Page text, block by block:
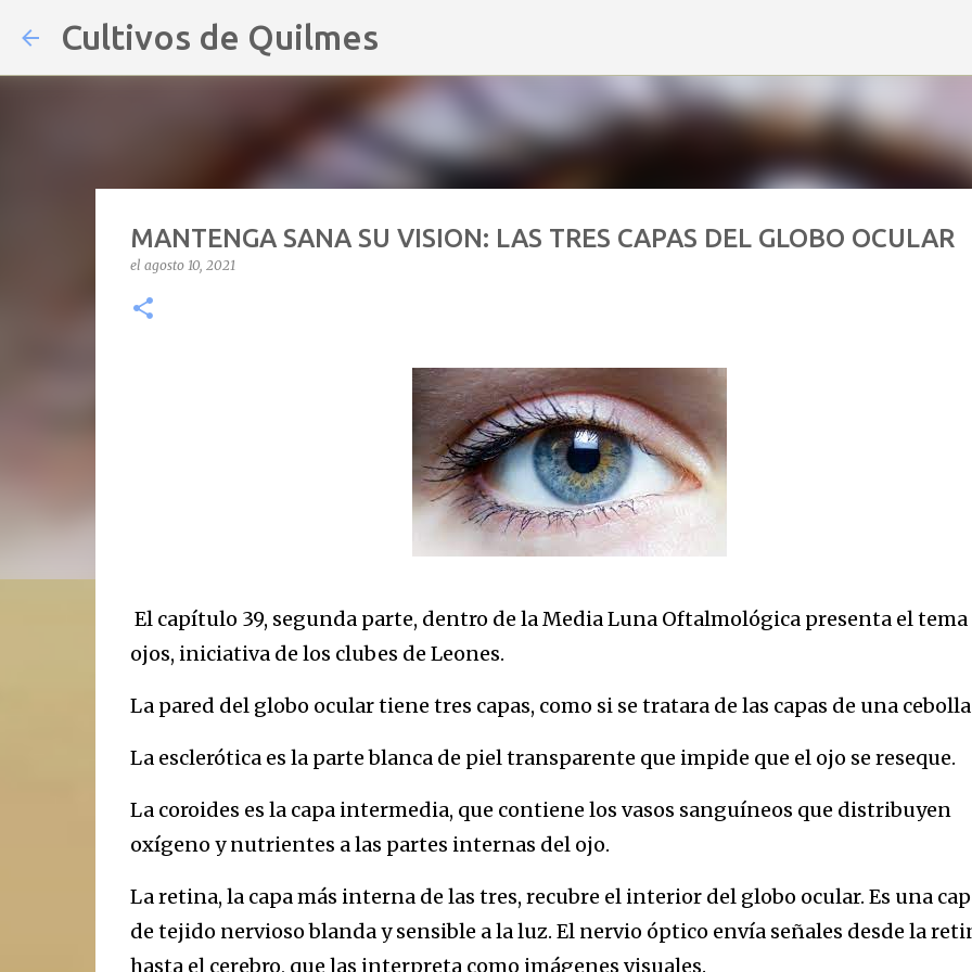
Cultivos de Quilmes
MANTENGA SANA SU VISION: LAS TRES CAPAS DEL GLOBO OCULAR
el agosto 10, 2021
El capítulo 39, segunda parte, dentro de la Media Luna Oftalmológica presenta el tema
ojos, iniciativa de los clubes de Leones.
La pared del globo ocular tiene tres capas, como si se tratara de las capas de una
La esclerótica es la parte blanca de piel transparente que impide que el ojo se reseque.
La coroides es la capa intermedia, que contiene los vasos sanguíneos que distribuyen
oxígeno y nutrientes a las partes internas del ojo.
La retina, la capa más interna de las tres, recubre el interior del globo ocular. Es una
de tejido nervioso blanda y sensible a la luz. El nervio óptico envía señales desde la
hasta el cerebro, que las interpreta como imágenes visuales.